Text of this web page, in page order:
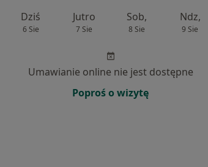
Dziś
6 Sie
Jutro
7 Sie
Sob,
8 Sie
Ndz,
9 Sie
Umawianie online nie jest dostępne
Poproś o wizytę